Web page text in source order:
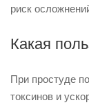
риск
Какая
При простуде
токсинов и